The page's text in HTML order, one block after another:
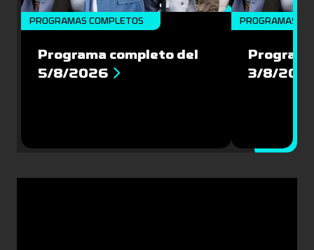
PROGRAMAS COMPLETOS
Programa completo del
5/8/2026
PROGRAMAS
3/8/